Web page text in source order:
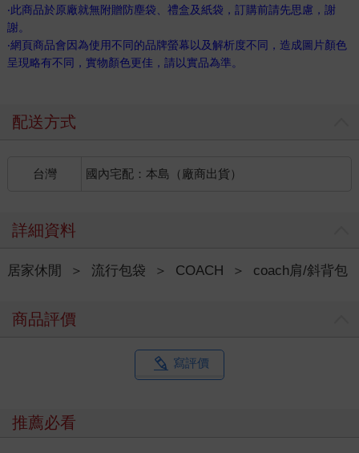
‧此商品於原廠就無附贈防塵袋、禮盒及紙袋，訂購前請先思慮，謝
謝。
‧網頁商品會因為使用不同的品牌螢幕以及解析度不同，造成圖片顏色
呈現略有不同，實物顏色更佳，請以實品為準。
配送方式
台灣 國內宅配：本島（廠商出貨）
詳細資料
居家休閒 ＞ 流行包袋 ＞ COACH ＞ coach肩/斜背包
商品評價
寫評價
推薦必看